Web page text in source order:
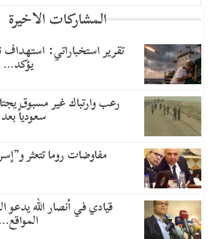
المشاركات الاخيرة
تقرير استخباراتي: استهداف
يؤكد…
رعب وارتباك غير مسبوق
سعودياً
مفاوضات روما تتعثر
قيادي في أنصار الله يدعو
المواقع…